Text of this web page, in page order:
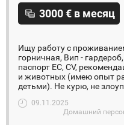
3000 € в месяц
Ищу работу с
горничная, Вип -
паспорт ЕС, CV,
и животных (имею опыт
детьми). Не курю, не
09.11.2025
Домашний